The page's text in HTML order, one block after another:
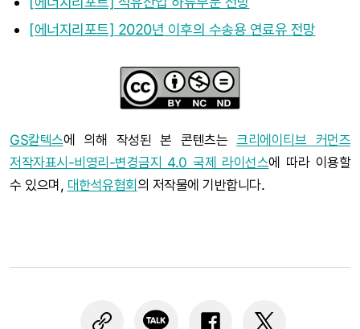
[에너지리포트] 2020년 이후의 수송용 연료유 전망
GS칼텍스에 의해 작성된 본 콘텐츠는크리에이티브 커먼즈
저작자표시-비영리-변경금지 4.0 국제 라이선스에 따라 이용할
수 있으며, 대한석유협회의 저작물에 기반합니다.